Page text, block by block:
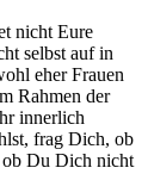
nicht Eure
selbst auf in
eher Frauen
Rahmen der
innerlich
frag Dich, ob
ob Du Dich nicht